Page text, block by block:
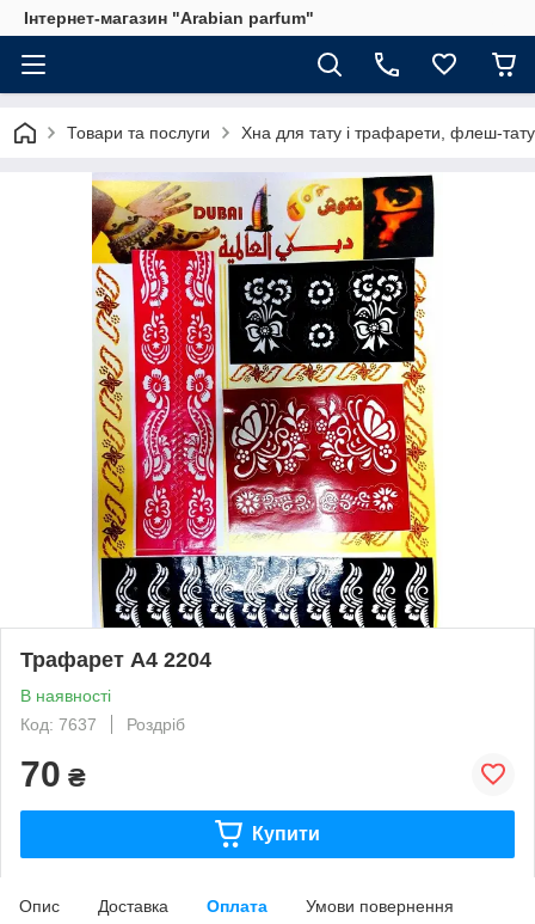
Інтернет-магазин "Arabian parfum"
Товари та послуги Хна для тату і трафарети, флеш-тату
Трафарет А4 2204
В наявності
Код: 7637
Роздріб
70 ₴
Купити
Опис Доставка Оплата Умови повернення